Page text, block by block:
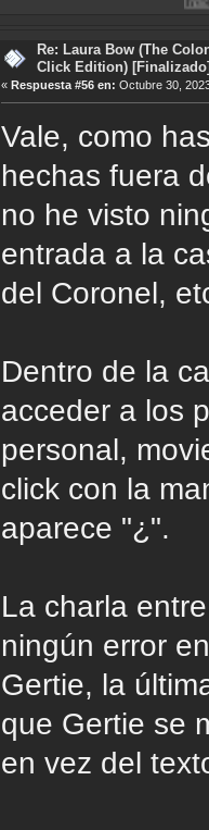
Índice de
Re: Laura Bow (The
Click Edition)
« Respuesta #56 en: Octubre 30,
Vale, como
hechas fuera
no he visto
entrada a la
del Coronel,
Dentro de la
acceder a los
personal,
click con la
aparece "¿".
La charla
ningún error
Gertie, la
que Gertie se
en vez del